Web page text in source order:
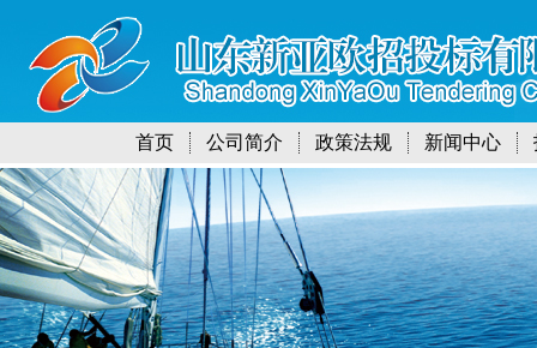
首页 公司简介 政策法规 新闻中心